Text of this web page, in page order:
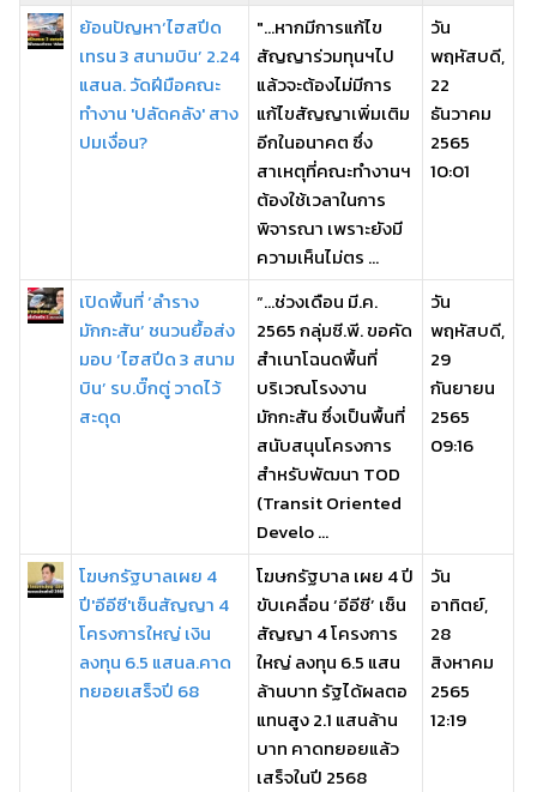
ย้อนปัญหา‘ไฮสปีด
เทรน 3 สนามบิน’ 2.24
แสนล. วัดฝีมือคณะ
ทำงาน 'ปลัดคลัง' สาง
ปมเงื่อน?
"...หากมีการแก้ไข
สัญญาร่วมทุนฯไป
แล้วจะต้องไม่มีการ
แก้ไขสัญญาเพิ่มเติม
อีกในอนาคต ซึ่ง
สาเหตุที่คณะทำงานฯ
ต้องใช้เวลาในการ
พิจารณา เพราะยังมี
ความเห็นไม่ตร ...
วัน
พฤหัสบดี,
22
ธันวาคม
2565
10:01
เปิดพื้นที่ ‘ลำราง
มักกะสัน’ ชนวนยื้อส่ง
มอบ ‘ไฮสปีด 3 สนาม
บิน’ รบ.บิ๊กตู่ วาดไว้
สะดุด
“...ช่วงเดือน มี.ค.
2565 กลุ่มซี.พี. ขอคัด
สำเนาโฉนดพื้นที่
บริเวณโรงงาน
มักกะสัน ซึ่งเป็นพื้นที่
สนับสนุนโครงการ
สำหรับพัฒนา TOD
(Transit Oriented
Develo ...
วัน
พฤหัสบดี,
29
กันยายน
2565
09:16
โฆษกรัฐบาลเผย 4
ปี'อีอีซี'เซ็นสัญญา 4
โครงการใหญ่ เงิน
ลงทุน 6.5 แสนล.คาด
ทยอยเสร็จปี 68
โฆษกรัฐบาล เผย 4 ปี
ขับเคลื่อน ‘อีอีซี’ เซ็น
สัญญา 4 โครงการ
ใหญ่ ลงทุน 6.5 แสน
ล้านบาท รัฐได้ผลตอ
แทนสูง 2.1 แสนล้าน
บาท คาดทยอยแล้ว
เสร็จในปี 2568
วัน
อาทิตย์,
28
สิงหาคม
2565
12:19